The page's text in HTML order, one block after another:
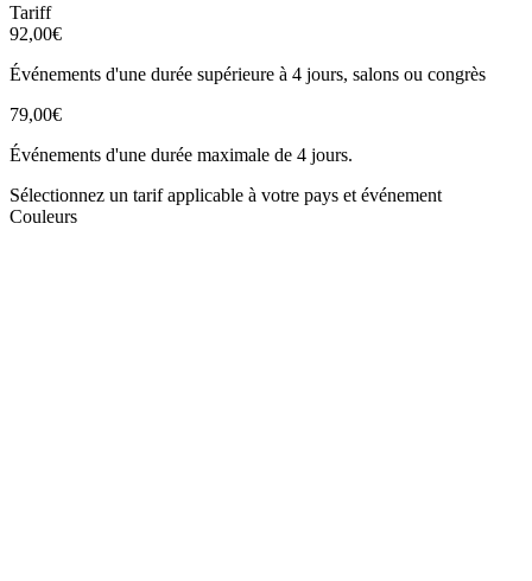
Tariff
92,00€
Événements d'une durée supérieure à 4 jours, salons ou congrès
79,00€
Événements d'une durée maximale de 4 jours.
Sélectionnez un tarif applicable à votre pays et événement
Couleurs